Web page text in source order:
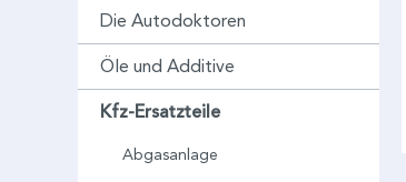
Die Autodoktoren
Öle und Additive
Kfz-Ersatzteile
Abgasanlage